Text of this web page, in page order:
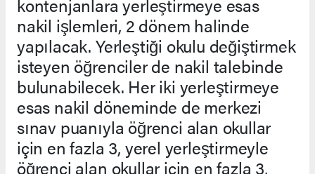
kontenjanlara yerleştirmeye esas
nakil işlemleri, 2 dönem halinde
yapılacak. Yerleştiği okulu değiştirmek
isteyen öğrenciler de nakil talebinde
bulunabilecek. Her iki yerleştirmeye
esas nakil döneminde de merkezi
sınav puanıyla öğrenci alan okullar
için en fazla 3, yerel yerleştirmeyle
öğrenci alan okullar için en fazla 3,